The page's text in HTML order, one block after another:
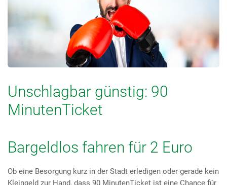
Unschlagbar günstig: 90
MinutenTicket
Bargeldlos fahren für 2 Euro
Ob eine Besorgung kurz in der Stadt erledigen oder gerade kein
Kleingeld zur Hand, dass 90 MinutenTicket ist eine Chance für